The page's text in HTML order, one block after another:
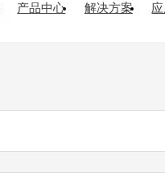
产品中心 解决方案
关于纬迪>企业资质